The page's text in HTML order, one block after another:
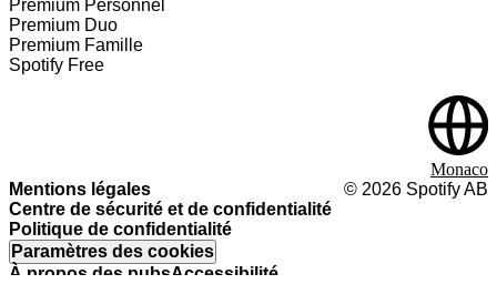
Premium Personnel
Premium Duo
Premium Famille
Spotify Free
Mentions légales
Centre de sécurité et de confidentialité
Politique de confidentialité
Paramètres des cookies
À propos des pubsAccessibilité
© 2026 Spotify AB
Monaco